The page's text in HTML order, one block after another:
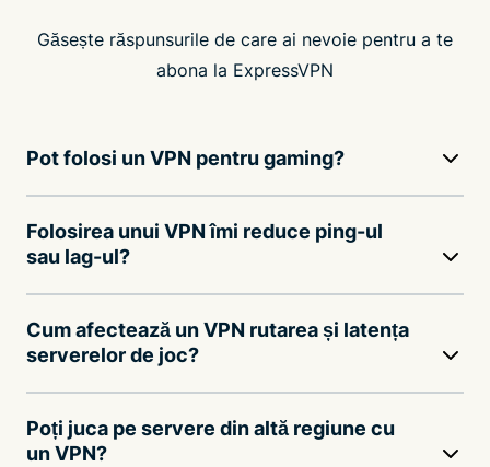
Găsește răspunsurile de care ai nevoie pentru a te
abona la ExpressVPN
Pot folosi un VPN pentru gaming?
Folosirea unui VPN îmi reduce ping-ul
sau lag-ul?
Cum afectează un VPN rutarea și latența
serverelor de joc?
Poți juca pe servere din altă regiune cu
un VPN?